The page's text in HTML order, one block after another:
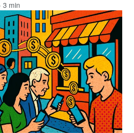
3 min